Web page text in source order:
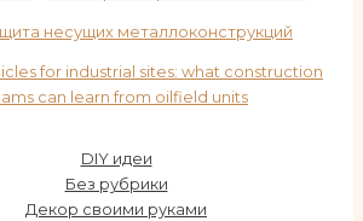
несущих металлоконструкций
for industrial sites: what construction
can learn from oilfield units
DIY идеи
Без рубрики
Декор своими руками